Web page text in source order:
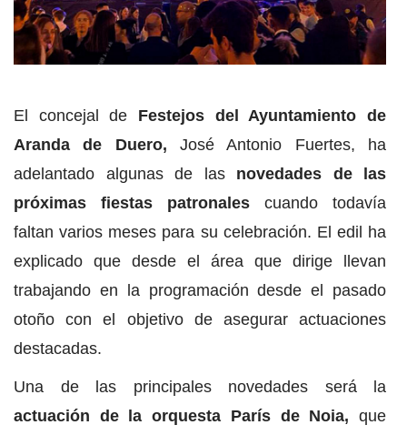
El concejal de Festejos del Ayuntamiento de
Aranda de Duero, José Antonio Fuertes, ha
adelantado algunas de las novedades de las
próximas fiestas patronales cuando todavía
faltan varios meses para su celebración. El edil ha
explicado que desde el área que dirige llevan
trabajando en la programación desde el pasado
otoño con el objetivo de asegurar actuaciones
destacadas.
Una de las principales novedades será la
actuación de la orquesta París de Noia, que